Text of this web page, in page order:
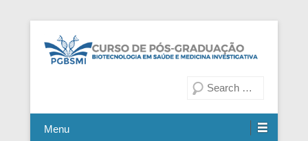
Curso de Pós-Graduação em
Medicina Investigativa
Menu